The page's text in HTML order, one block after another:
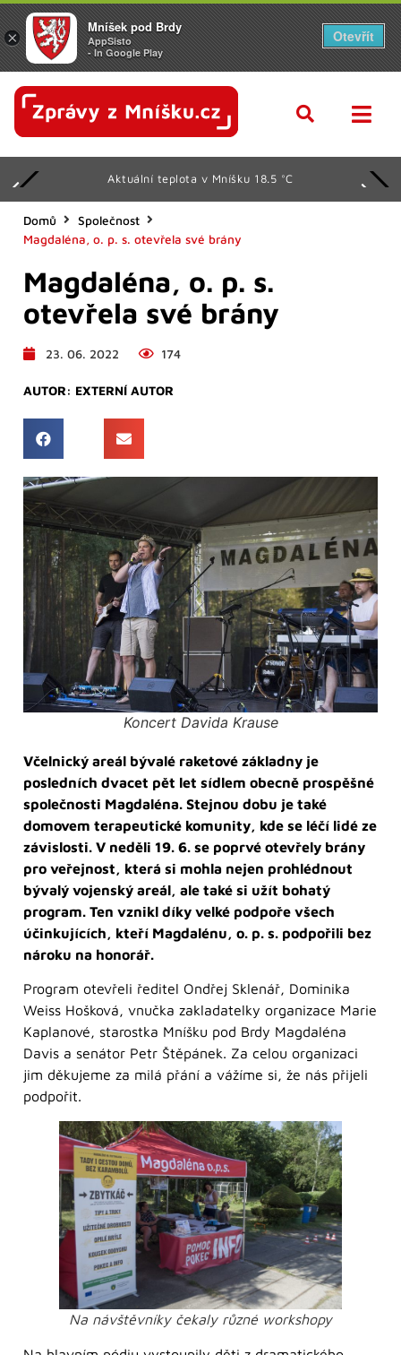
Aktuální teplota v Mníšku 18.5 °C
Domů
Společnost
Magdaléna, o. p. s. otevřela své brány
Magdaléna, o. p. s.
otevřela své brány
23. 06. 2022 174
AUTOR: EXTERNÍ AUTOR
Koncert Davida Krause
Včelnický areál bývalé raketové základny je
posledních dvacet pět let sídlem obecně prospěšné
společnosti Magdaléna. Stejnou dobu je také
domovem terapeutické komunity, kde se léčí lidé ze
závislosti. V neděli 19. 6. se poprvé otevřely brány
pro veřejnost, která si mohla nejen prohlédnout
bývalý vojenský areál, ale také si užít bohatý
program. Ten vznikl díky velké podpoře všech
účinkujících, kteří Magdalénu, o. p. s. podpořili bez
nároku na honorář.
Program otevřeli ředitel Ondřej Sklenář, Dominika
Weiss Hošková, vnučka zakladatelky organizace Marie
Kaplanové, starostka Mníšku pod Brdy Magdaléna
Davis a senátor Petr Štěpánek. Za celou organizaci
jim děkujeme za milá přání a vážíme si, že nás přijeli
podpořit.
Na návštěvníky čekaly různé workshopy
×
Mníšek pod Brdy
AppSisto
- In Google Play
Otevřít